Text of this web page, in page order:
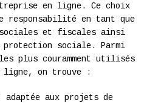
en ligne. Ce choix
responsabilité en tant que
et fiscales ainsi
protection sociale. Parmi
plus couramment utilisés
ligne, on trouve :
aux projets de